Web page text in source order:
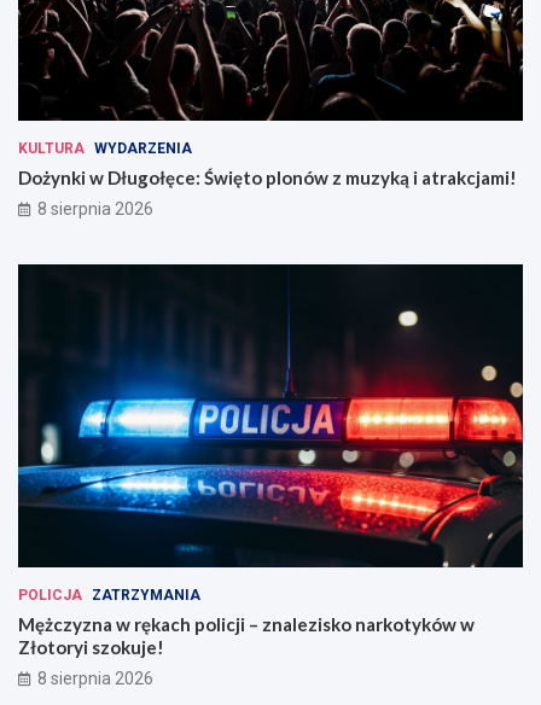
KULTURA WYDARZENIA
Dożynki w Długołęce: Święto plonów z muzyką i atrakcjami!
8 sierpnia 2026
POLICJA ZATRZYMANIA
Mężczyzna w rękach policji – znalezisko narkotyków w
Złotoryi szokuje!
8 sierpnia 2026